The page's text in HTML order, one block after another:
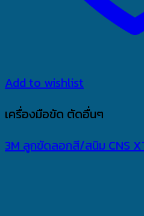
Add to wishlist
เครื่องมือขัด ตัดอื่นๆ
3M ลูกขัดลอกสี/สนิม CNS